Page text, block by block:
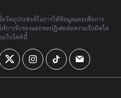
วัตถุประสงค์ในการให้ข้อมูลและเพื่อการ
การรับรองและขอปฏิเสธต่อความรับผิดใด
เว็บไซต์นี้